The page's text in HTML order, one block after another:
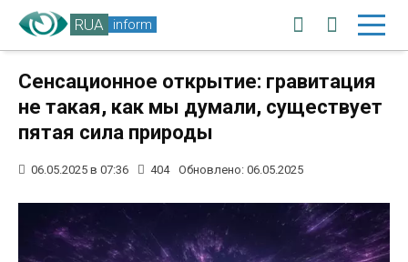
RUA inform
Сенсационное открытие: гравитация
не такая, как мы думали, существует
пятая сила природы
06.05.2025 в 07:36 404 Обновлено: 06.05.2025